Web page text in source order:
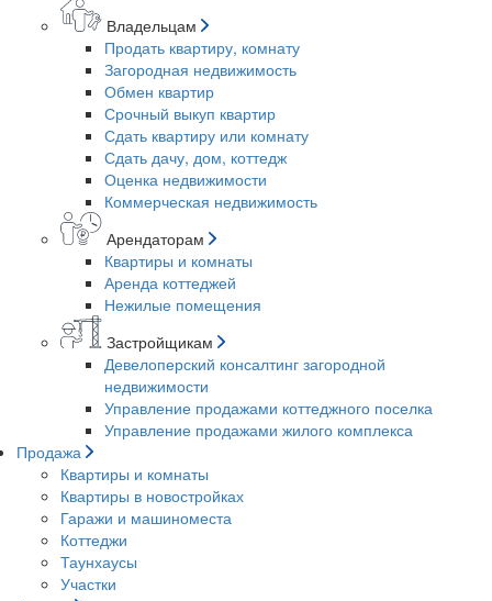
Владельцам
Продать квартиру, комнату
Загородная недвижимость
Обмен квартир
Срочный выкуп квартир
Сдать квартиру или комнату
Сдать дачу, дом, коттедж
Оценка недвижимости
Коммерческая недвижимость
Арендаторам
Квартиры и комнаты
Аренда коттеджей
Нежилые помещения
Застройщикам
Девелоперский консалтинг загородной
недвижимости
Управление продажами коттеджного поселка
Управление продажами жилого комплекса
Продажа
Квартиры и комнаты
Квартиры в новостройках
Гаражи и машиноместа
Коттеджи
Таунхаусы
Участки